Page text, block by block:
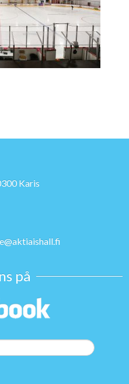
Karis
på